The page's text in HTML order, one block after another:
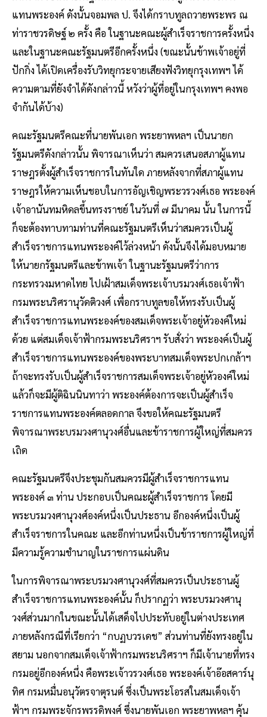
แทนพระองค์ ดังนั้นจอมพล ป. จึงได้กราบทูลถวายพระพร ณ
ท่าราชวรดิษฐ์ ๒ ครั้ง คือ ในฐานะคณะผู้สำเร็จราชการครั้งหนึ่ง
และในฐานะคณะรัฐมนตรีอีกครั้งหนึ่ง (ขณะนั้นข้าพเจ้าอยู่ที่
ปักกิ่ง ได้เปิดเครื่องรับวิทยุกระจายเสียงฟังวิทยุกรุงเทพฯ ได้
ความตามที่ยังจำได้ดังกล่าวนี้ หวังว่าผู้ที่อยู่ในกรุงเทพฯ คงพอ
จำกันได้บ้าง)
คณะรัฐมนตรีคณะที่นายพันเอก พระยาพหลฯ เป็นนายก
รัฐมนตรีดังกล่าวนั้น พิจารณาเห็นว่า สมควรเสนอสภาผู้แทน
ราษฎรตั้งผู้สำเร็จราชการในทันใด ภายหลังจากที่สภาผู้แทน
ราษฎรให้ความเห็นชอบในการอัญเชิญพระวรวงศ์เธอ พระองค์
เจ้าอานันทมหิดลขึ้นทรงราชย์ ในวันที่ ๗ มีนาคม นั้น ในการนี้
ก็จะต้องทาบทามท่านที่คณะรัฐมนตรีเห็นว่าสมควรเป็นผู้
สำเร็จราชการแทนพระองค์ไว้ล่วงหน้า ดังนั้นจึงได้มอบหมาย
ให้นายกรัฐมนตรีและข้าพเจ้า ในฐานะรัฐมนตรีว่าการ
กระทรวงมหาดไทย ไปเฝ้าสมเด็จพระเจ้าบรมวงศ์เธอเจ้าฟ้า
กรมพระนริศรานุวัดติวงศ์ เพื่อกราบทูลขอให้ทรงรับเป็นผู้
สำเร็จราชการแทนพระองค์ของสมเด็จพระเจ้าอยู่หัวองค์ใหม่
ด้วย แต่สมเด็จเจ้าฟ้ากรมพระนริศราฯ รับสั่งว่า พระองค์เป็นผู้
สำเร็จราชการแทนพระองค์ของพระบาทสมเด็จพระปกเกล้าฯ
ถ้าจะทรงรับเป็นผู้สำเร็จราชการสมเด็จพระเจ้าอยู่หัวองค์ใหม่
แล้วก็จะมีผู้ติฉินนินทาว่า พระองค์ต้องการจะเป็นผู้สำเร็จ
ราชการแทนพระองค์ตลอดกาล จึงขอให้คณะรัฐมนตรี
พิจารณาพระบรมวงศานุวงศ์อื่นและข้าราชการผู้ใหญ่ที่สมควร
เถิด
คณะรัฐมนตรีจึงประชุมกันสมควรมีผู้สำเร็จราชการแทน
พระองค์ ๓ ท่าน ประกอบเป็นคณะผู้สำเร็จราชการ โดยมี
พระบรมวงศานุวงศ์องค์หนึ่งเป็นประธาน อีกองค์หนึ่งเป็นผู้
สำเร็จราชการในคณะ และอีกท่านหนึ่งเป็นข้าราชการผู้ใหญ่ที่
มีความรู้ความชำนาญในราชการแผ่นดิน
ในการพิจารณาพระบรมวงศานุวงศ์ที่สมควรเป็นประธานผู้
สำเร็จราชการแทนพระองค์นั้น ก็ปรากฏว่า พระบรมวงศานุ
วงศ์ส่วนมากในขณะนั้นได้เสด็จไปประทับอยู่ในต่างประเทศ
ภายหลังกรณีที่เรียกว่า “กบฏบวรเดช” ส่วนท่านที่ยังทรงอยู่ใน
สยาม นอกจากสมเด็จเจ้าฟ้ากรมพระนริศราฯ ก็มีเจ้านายที่ทรง
กรมอยู่อีกองค์หนึ่ง คือพระเจ้าวรวงศ์เธอ พระองค์เจ้าอ๊อสคาร์นุ
ทิศ กรมหมื่นอนุวัตรจาตุรนต์ ซึ่งเป็นพระโอรสในสมเด็จเจ้า
ฟ้าฯ กรมพระจักรพรรดิพงศ์ ซึ่งนายพันเอก พระยาพหลฯ คุ้น